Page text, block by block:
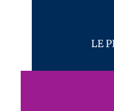
LE